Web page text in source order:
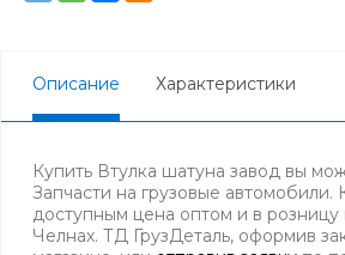
Описание Характеристики
Купить Втулка шатуна завод вы
Запчасти на грузовые автомобили.
доступным цена оптом и в
Челнах. ТД ГрузДеталь, оформив